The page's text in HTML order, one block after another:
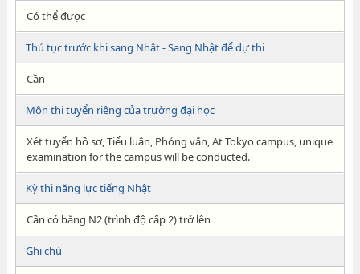
Có thể được
Thủ tục trước khi sang Nhật - Sang Nhật để dự thi
Cần
Môn thi tuyển riêng của trường đại học
Xét tuyển hồ sơ, Tiểu luận, Phỏng vấn, At Tokyo campus, unique
examination for the campus will be conducted.
Kỳ thi năng lực tiếng Nhật
Cần có bằng N2 (trình độ cấp 2) trở lên
Ghi chú